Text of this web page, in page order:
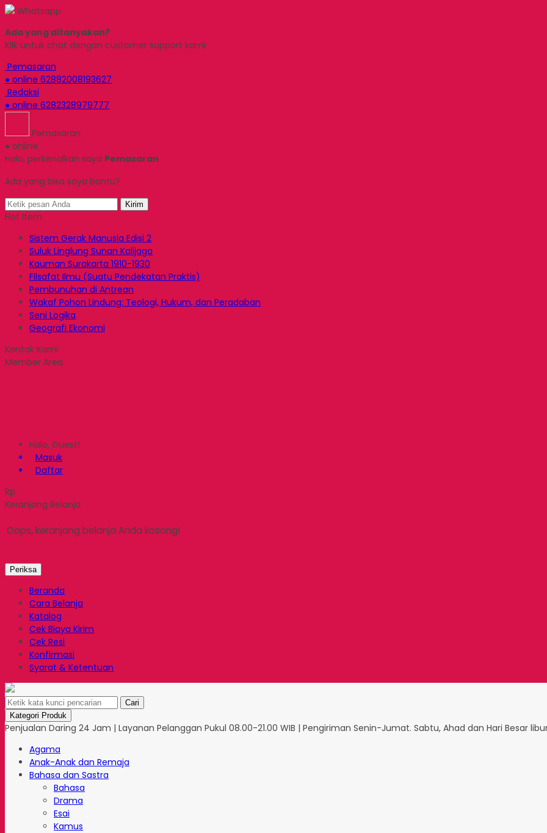
Whatsapp
Ada yang ditanyakan?
Klik untuk chat dengan customer support kami
Pemasaran
● online 62882008193627
Redaksi
● online 6282328979777
Pemasaran
● online
Halo, perkenalkan saya Pemasaran
Ada yang bisa saya bantu?
Kirim
Hot Item
Sistem Gerak Manusia Edisi 2
Suluk Linglung Sunan Kalijaga
Kauman Surakarta 1910-1930
Filsafat Ilmu (Suatu Pendekatan Praktis)
Pembunuhan di Antrean
Wakaf Pohon Lindung: Teologi, Hukum, dan Peradaban
Seni Logika
Geografi Ekonomi
Kontak Kami
Member Area
Halo, Guest!
Masuk
Daftar
Rp
Keranjang Belanja
Oops, keranjang belanja Anda kosong!
Periksa
Beranda
Cara Belanja
Katalog
Cek Biaya Kirim
Cek Resi
Konfirmasi
Syarat & Ketentuan
Cari
Kategori Produk
Penjualan Daring 24 Jam | Layanan Pelanggan Pukul 08.00-21.00 WIB | Pengiriman Senin-Jumat. Sabtu, Ahad dan Hari Besar
Agama
Anak-Anak dan Remaja
Bahasa dan Sastra
Bahasa
Drama
Esai
Kamus